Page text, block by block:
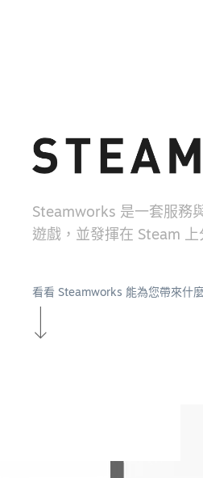
Steamworks 是一套服務
遊戲，並發揮在 Steam 上
看看 Steamworks 能為您帶來什麼